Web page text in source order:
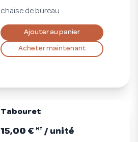
chaise de bureau
Ajouter au panier
Acheter maintenant
Tabouret
15,00 € HT / unité